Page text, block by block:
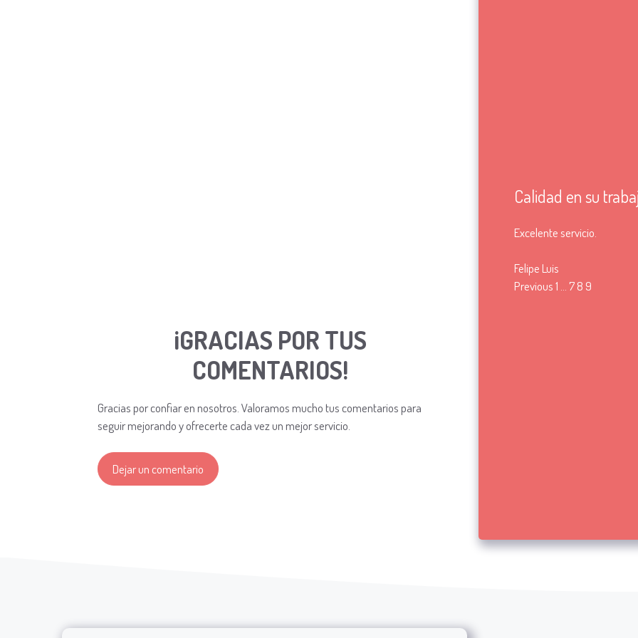
¡GRACIAS POR TUS
COMENTARIOS!
Gracias por confiar en nosotros. Valoramos mucho tus comentarios para
seguir mejorando y ofrecerte cada vez un mejor servicio.
Dejar un comentario
Calidad en su
Excelente servicio.
Felipe Luis
Site
PreviousPágina
1 … Página
7Página
8 Página
9